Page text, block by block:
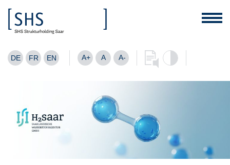
DE FR EN A+ A A-